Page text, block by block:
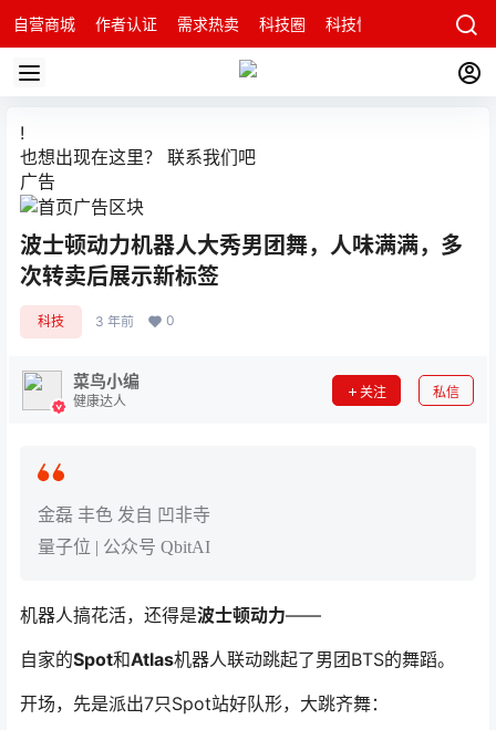
自营商城 作者认证 需求热卖 科技圈 科技快讯 智能科技问
!
也想出现在这里？ 联系我们吧
广告
波士顿动力机器人大秀男团舞，人味满满，多
次转卖后展示新标签
科技 3 年前 0
菜鸟小编
健康达人
关注 私信
金磊 丰色 发自 凹非寺
量子位 | 公众号 QbitAI
机器人搞花活，还得是波士顿动力——
自家的Spot和Atlas机器人联动跳起了男团BTS的舞蹈。
开场，先是派出7只Spot站好队形，大跳齐舞：